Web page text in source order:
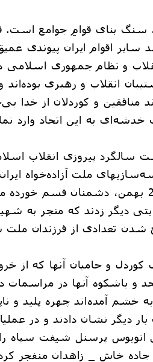
سنگ بنای قوامِ جوامع است.
سایر اقوام ایران پیوندی
و نظام جمهوری اسلامی
انقلاب و رهبری بوده‌اند
منافقین و کوردلان از خدا
سالگرد پیروزی انقلاب
ملت آزاده‌خواه
راهپیمایی 22 بهمن، دشمنان قسم
دیگر زدند که منجر به
و حامیان آنها که از
و باشکوه آنها در مراسمات
بهمن به خشم آمده‌اند چهره پلید و
دیگر نشان دادند و در
اتوبوس پرسنل شیفت سپاه
خاش _ زاهدان منفجر